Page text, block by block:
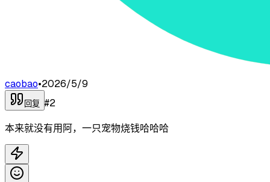
caobao•2026/5/9
回复 #2
本来就没有用阿，一只宠物烧钱哈哈哈